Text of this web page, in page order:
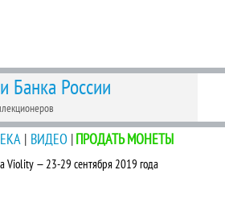
Банка России
| ВИДЕО |ПРОДАТЬ МОНЕТЫ
Violity — 23-29 сентября 2019 года